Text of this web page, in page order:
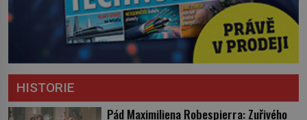
HISTORIE
Pád Maximiliena Robespierra: Zuřivého